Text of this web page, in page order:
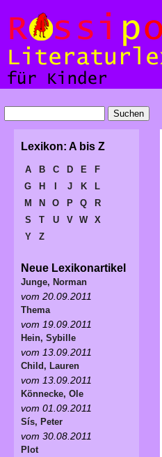
Lexikon: A bis Z
A B C D E
F
G
H J K
L
M
N O P Q
R
S
T U V W
X
Y
Z
Neue Lexikonartikel
Junge, Norman
vom 20.09.2011
Thema
vom 19.09.2011
Hein, Sybille
vom 13.09.2011
Child, Lauren
vom 13.09.2011
Könnecke, Ole
vom 01.09.2011
Sís, Peter
vom 30.08.2011
Plot